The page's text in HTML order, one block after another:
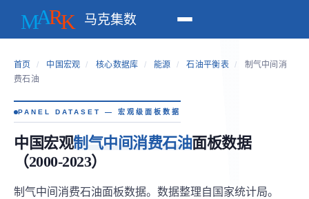
马克集数
首页 / 中国宏观 / 核心数据库 / 能源 / 石油平衡表 /
制气中间消
费石油
PANEL DATASET — 宏观级面板数据
中国宏观制气中间消费石油面板数据
（2000-2023）
制气中间消费石油面板数据。数据整理自国家统计局。